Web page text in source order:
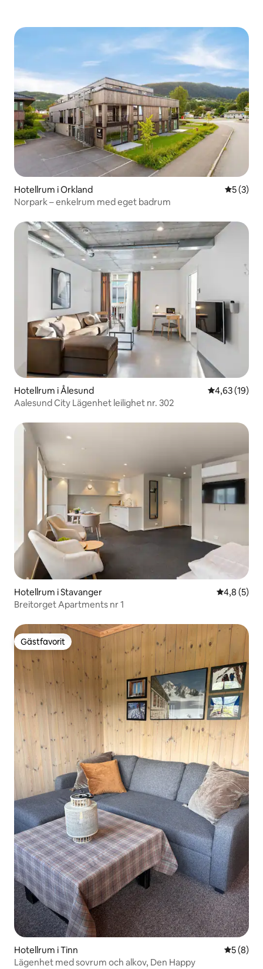
Hotellrum i Orkland 5 av 5 i
5 (3)
Norpark – enkelrum med eget badrum
Hotellrum i Ålesund 4,63 av 5 i
4,63 (19)
Aalesund City Lägenhet leilighet nr. 302
Hotellrum i Stavanger 4,8 av 5 i
4,8 (5)
Breitorget Apartments nr 1
Gästfavorit
Gästfavorit
Hotellrum i Tinn 5 av 5 i
5 (8)
Lägenhet med sovrum och alkov, Den Happy